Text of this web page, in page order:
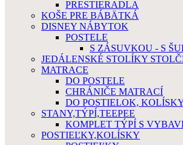
PRESTIERADLA
KOŠE PRE BÁBÄTKÁ
DISNEY NÁBYTOK
POSTELE
S ZÁSUVKOU - S
JEDÁLENSKÉ STOLÍKY
MATRACE
DO POSTELE
CHRÁNIČE MATRACÍ
DO POSTIELOK,
STANY,TÝPÍ,TEEPEE
KOMPLET TÝPÍ S
POSTIEĽKY,KOLÍSKY